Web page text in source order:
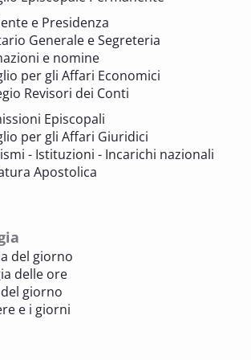
del patrimonio
E EDILIZIA DI CULTO
Beni culturali e Edilizia
E EDILIZIA DI CULTO
di culto
E EDILIZIA DI CULTO
dei Direttori diocesani,
e Presidenza
Generale e Segreteria
e nomine
per gli Affari Economici
Revisori dei Conti
Episcopali
per gli Affari Giuridici
- Istituzioni - Incarichi nazionali
Apostolica
del giorno
delle ore
giorno
e i giorni